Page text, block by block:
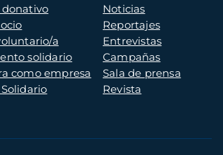
a
solidario
como empresa
Noticias
Reportajes
Entrevistas
Campañas
Sala de prensa
Revista